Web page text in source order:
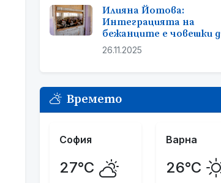
Илияна Йотова:
Интеграцията на
бежанците е човешки
26.11.2025
Времето
София
27°C
Варна
26°C